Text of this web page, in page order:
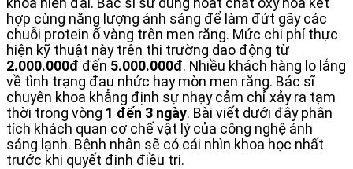
hợp cùng năng lượng ánh sáng để làm đứt gãy các
chuỗi protein ố vàng trên men răng. Mức chi phí thực
hiện kỹ thuật này trên thị trường dao động từ
2.000.000đ đến 5.000.000đ. Nhiều khách hàng lo lắng
về tình trạng đau nhức hay mòn men răng. Bác sĩ
chuyên khoa khẳng định sự nhạy cảm chỉ xảy ra tạm
thời trong vòng 1 đến 3 ngày. Bài viết dưới đây phân
tích khách quan cơ chế vật lý của công nghệ ánh
sáng lạnh. Bệnh nhân sẽ có cái nhìn khoa học nhất
trước khi quyết định điều trị.